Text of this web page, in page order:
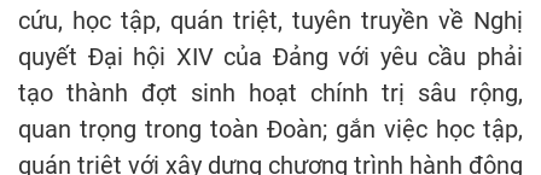
cứu, học tập, quán triệt, tuyên truyền về Nghị
quyết Đại hội XIV của Đảng với yêu cầu phải
tạo thành đợt sinh hoạt chính trị sâu rộng,
quan trọng trong toàn Đoàn; gắn việc học tập,
quán triệt với xây dựng chương trình hành động